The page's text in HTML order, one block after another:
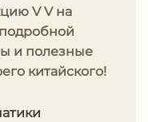
V V на
и полезные
китайского!